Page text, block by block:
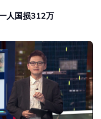
人国损312万